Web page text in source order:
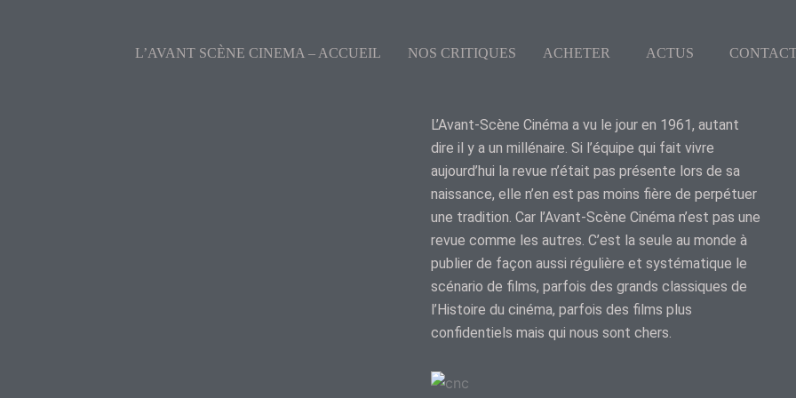
L’AVANT SCÈNE CINEMA – ACCUEIL NOS CRITIQUES ACHETER ACTUS
L’Avant-Scène Cinéma a vu le jour en 1961, autant
dire il y a un millénaire. Si l’équipe qui fait vivre
aujourd’hui la revue n’était pas présente lors de sa
naissance, elle n’en est pas moins fière de perpétuer
une tradition. Car l’Avant-Scène Cinéma n’est pas une
revue comme les autres. C’est la seule au monde à
publier de façon aussi régulière et systématique le
scénario de films, parfois des grands classiques de
l’Histoire du cinéma, parfois des films plus
confidentiels mais qui nous sont chers.